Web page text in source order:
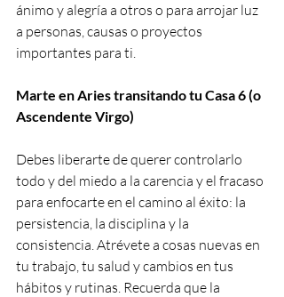
ánimo y alegría a otros o para arrojar luz
a personas, causas o proyectos
importantes para ti.
Marte en Aries transitando tu Casa 6 (o
Ascendente Virgo)
Debes liberarte de querer controlarlo
todo y del miedo a la carencia y el fracaso
para enfocarte en el camino al éxito: la
persistencia, la disciplina y la
consistencia. Atrévete a cosas nuevas en
tu trabajo, tu salud y cambios en tus
hábitos y rutinas. Recuerda que la